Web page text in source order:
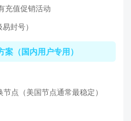
充值促销活动
封号）
（国内用户专用）
点（美国节点通常最稳定）